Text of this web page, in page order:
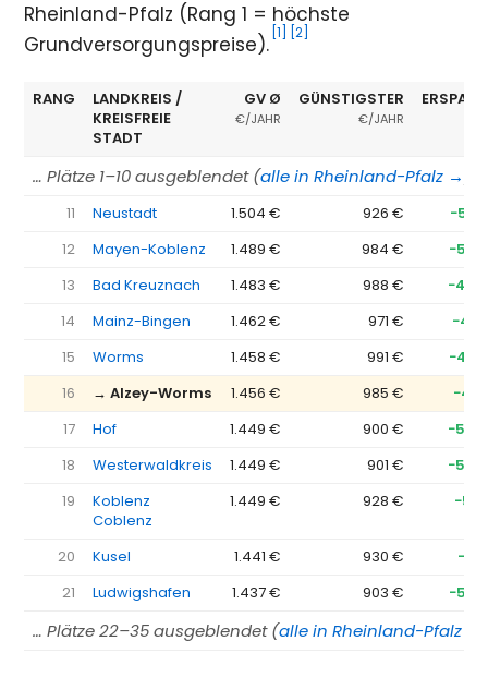
Rheinland-Pfalz (Rang 1 = höchste
Grundversorgungspreise). [1] [2]
RANG
LANDKREIS /
KREISFREIE
STADT
GV Ø
€/JAHR
GÜNSTIGSTER
€/JAHR
… Plätze 1–10 ausgeblendet (alle in Rheinland-Pfalz →
11 Neustadt 1.504 € 926 €
12
Mayen-Koblenz 1.489 € 984 €
13
Bad Kreuznach 1.483 € 988 €
14
Mainz-Bingen 1.462 € 971 €
15
Worms 1.458 € 991 €
16
→ Alzey-Worms 1.456 € 985 €
17
Hof 1.449 € 900 €
18
Westerwaldkreis 1.449 € 901 €
19
Koblenz
Coblenz
1.449 € 928 €
20 Kusel 1.441 € 930 €
21
Ludwigshafen 1.437 € 903 €
… Plätze 22–35 ausgeblendet (alle in Rheinland-Pfalz →